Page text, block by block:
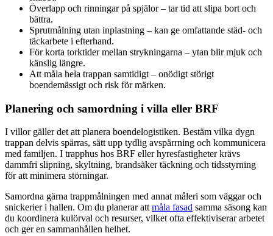
Överlapp och rinningar på spjälor – tar tid att slipa bort och
bättra.
Sprutmålning utan inplastning – kan ge omfattande städ- och
täckarbete i efterhand.
För korta torktider mellan strykningarna – ytan blir mjuk och
känslig längre.
Att måla hela trappan samtidigt – onödigt störigt
boendemässigt och risk för märken.
Planering och samordning i villa eller BRF
I villor gäller det att planera boendelogistiken. Bestäm vilka dygn
trappan delvis spärras, sätt upp tydlig avspärrning och kommunicera
med familjen. I trapphus hos BRF eller hyresfastigheter krävs
dammfri slipning, skyltning, brandsäker täckning och tidsstyrning
för att minimera störningar.
Samordna gärna trappmålningen med annat måleri som väggar och
snickerier i hallen. Om du planerar att måla fasad samma säsong kan
du koordinera kulörval och resurser, vilket ofta effektiviserar arbetet
och ger en sammanhållen helhet.